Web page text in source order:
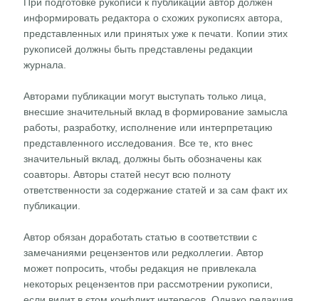
информировать редактора о схожих рукописях автора,
представленных или принятых уже к печати. Копии этих
рукописей должны быть представлены редакции
журнала.
Авторами публикации могут выступать только лица,
внесшие значительный вклад в формирование замысла
работы, разработку, исполнение или интерпретацию
представленного исследования. Все те, кто внес
значительный вклад, должны быть обозначены как
соавторы. Авторы статей несут всю полноту
ответственности за содержание статей и за сам факт их
публикации.
Автор обязан доработать статью в соответствии с
замечаниями рецензентов или редколлегии. Автор
может попросить, чтобы редакция не привлекала
некоторых рецензентов при рассмотрении рукописи,